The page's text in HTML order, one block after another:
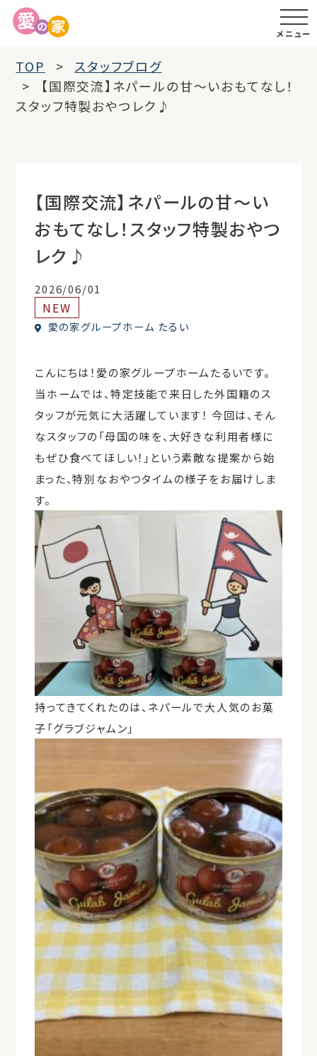
メニュー
TOP
スタッフブログ
【国際交流】ネパールの甘〜いおもてなし！
スタッフ特製おやつレク♪
【国際交流】ネパールの甘〜い
おもてなし！スタッフ特製おやつ
レク♪
2026/06/01
NEW
愛の家グループホーム たるい
こんにちは！愛の家グループホームたるいです。
当ホームでは、特定技能で来日した外国籍のス
タッフが元気に大活躍しています！ 今回は、そん
なスタッフの「母国の味を、大好きな利用者様に
もぜひ食べてほしい！」という素敵な提案から始
まった、特別なおやつタイムの様子をお届けしま
す。
持ってきてくれたのは、ネパールで大人気のお菓
子「グラブジャムン」